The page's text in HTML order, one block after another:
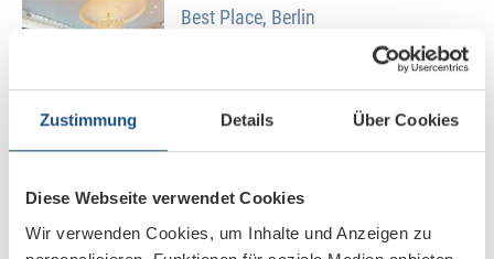
Zustimmung Details Über Cookies
Diese Webseite verwendet Cookies
Wir verwenden Cookies, um Inhalte und Anzeigen zu
Best Place, Berlin
Internationales DAX-Unternehmen
FAM Minerals & Mining GmbH